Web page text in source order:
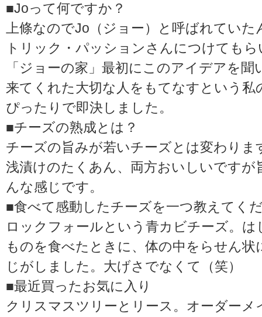
■Joって何ですか？
上條なのでJo（ジョー）と呼ばれてい
トリック・パッションさんにつけても
「ジョーの家」最初にこのアイデアを
来てくれた大切な人をもてなすという
ぴったりで即決しました。
■チーズの熟成とは？
チーズの旨みが若いチーズとは変わり
浅漬けのたくあん、両方おいしいですが
んな感じです。
■食べて感動したチーズを一つ教えてく
ロックフォールという青カビチーズ。
ものを食べたときに、体の中をらせん
じがしました。大げさでなくて（笑）
■最近買ったお気に入り
クリスマスツリーとリース。オーダー